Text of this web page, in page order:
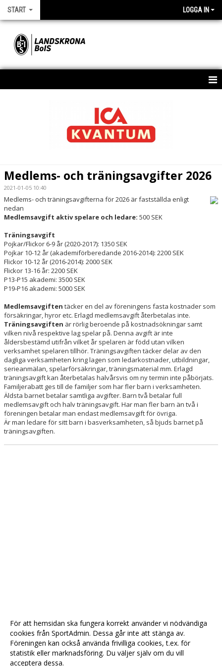
START LOGGA IN
MATCHER
FOTBOLLSSKOLOR
NATIONELL IDROTTSUTBILDNING - NIU
TRÄNINGSKLÄDER - STADIUM
HANDBOK FÖR LEDARE
ANSÖK OM PROVSPEL
FREDAGSFOTBOLL
Medlems- och träningsavgifter 2026
2021-01-05 10:40
Medlems- och träningsavgifterna för 2026 är fastställda enligt
nedan
Medlemsavgift aktiv spelare och ledare: 500 SEK
Träningsavgift
Pojkar/Flickor 6-9 år (2020-2017): 1350 SEK
Pojkar 10-12 år (akademiförberedande 2016-2014): 2200 SEK
Flickor 10-12 år (2016-2014): 2000 SEK
Flickor 13-16 år: 2200 SEK
P13-P15 akademi: 3500 SEK
P19-P16 akademi: 5000 SEK
Medlemsavgiften täcker en del av föreningens fasta kostnader som
försäkringar, hyror etc. Erlagd medlemsavgift återbetalas inte.
Träningsavgiften är rörlig beroende på kostnadsökningar samt
vilken nivå respektive lag spelar på. Denna avgift är inte
åldersbestämd utifrån vilket år spelaren är född utan vilken
verksamhet spelaren tillhör. Träningsavgiften täcker delar av den
dagliga verksamheten kring lagen som ledarkostnader, utbildningar,
serieanmälan, spelarförsäkringar, träningsmaterial mm. Erlagd
träningsavgift kan återbetalas halvårsvis om ny termin inte påbörjats.
Familjerabatt ges till de familjer som har fler barn i verksamheten.
Äldsta barnet betalar samtliga avgifter. Barn två betalar full
medlemsavgift och halv träningsavgift. Har man fler barn än två i
föreningen betalar man endast medlemsavgift för övriga.
Är man ledare för sitt barn i basverksamheten, så bjuds barnet på
träningsavgiften.
För att hemsidan ska fungera korrekt använder vi nödvändiga
cookies från SportAdmin. Dessa går inte att stänga av.
Föreningen kan också använda frivilliga cookies, t.ex. för
statistik eller marknadsföring. Du väljer själv om du vill
acceptera dessa.